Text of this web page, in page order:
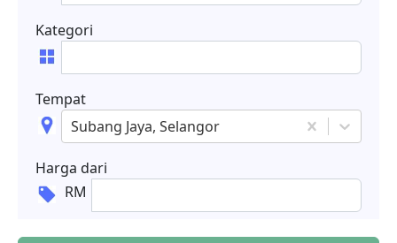
Kategori
Tempat
Subang Jaya, Selangor
Harga dari
RM